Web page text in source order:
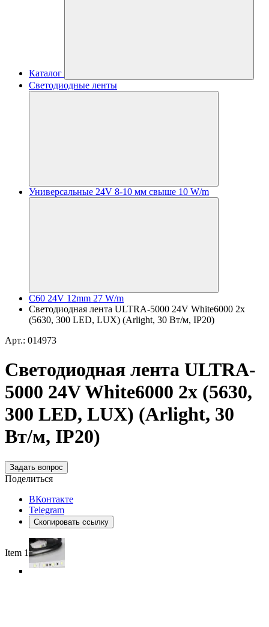
Каталог
Светодиодные ленты
Универсальные 24V 8-10 мм свыше 10 W/m
C60 24V 12mm 27 W/m
Светодиодная лента ULTRA-5000 24V White6000 2x
(5630, 300 LED, LUX) (Arlight, 30 Вт/м, IP20)
Арт.: 014973
Светодиодная лента ULTRA-
5000 24V White6000 2x (5630,
300 LED, LUX) (Arlight, 30
Вт/м, IP20)
Задать вопрос
Поделиться
ВКонтакте
Telegram
Скопировать ссылку
Item 1 of 5